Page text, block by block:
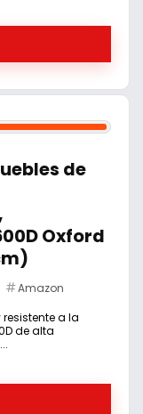
de
Oxford
Amazon
resistente a la
de alta